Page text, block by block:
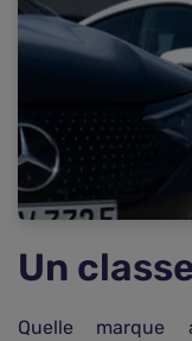
Un
Quelle